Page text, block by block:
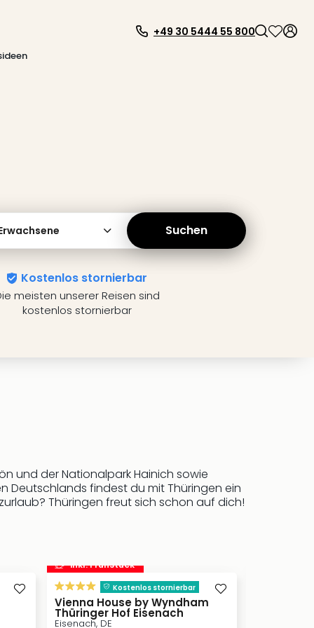
+49 30 5444 55 800
Suchen
Kostenlos stornierbar
meisten unserer Reisen sind
kostenlos stornierbar
und der Nationalpark Hainich sowie
Deutschlands findest du mit Thüringen ein
Thüringen freut sich schon auf dich!
inkl. Frühstück
Kostenlos stornierbar
Vienna House by Wyndham
Thüringer Hof Eisenach
Eisenach, DE